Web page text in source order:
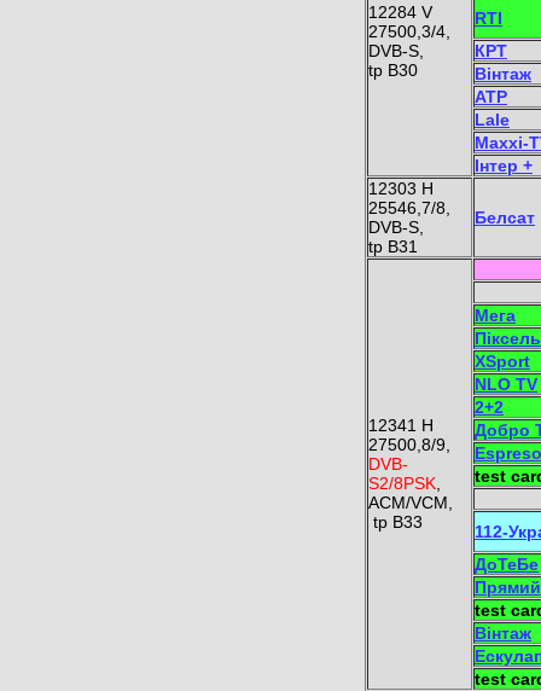
12284 V
27500,3/4,
DVB-S,
tp B30
RTI
КРТ
Вінтаж
АТР
Lale
Maxxi-
Iнтер +
12303 Н
25546,7/8,
DVB-S,
tp B31
Бeлсaт
12341 Н
27500,8/9,
DVB-
S2/8PSK,
ACM/VCM,
tp B33
Мега
Піксель
XSport
NLO TV
2+2
Добро
test
112-
ДоТеБе
Прямий
test
Вінтаж
test